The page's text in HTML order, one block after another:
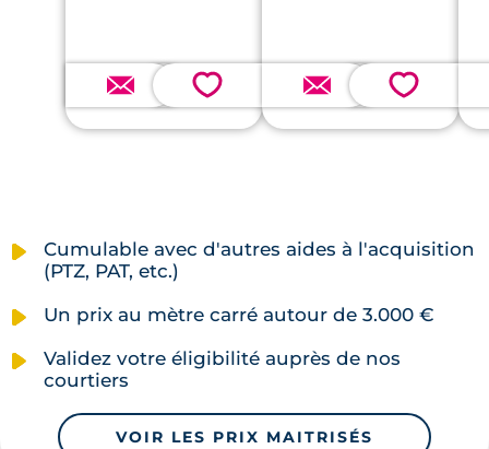
💗 💗
Cumulable avec d'autres aides à l'acquisition
(PTZ, PAT, etc.)
Un prix au mètre carré autour de 3.000 €
Validez votre éligibilité auprès de nos
courtiers
VOIR LES PRIX MAITRISÉS